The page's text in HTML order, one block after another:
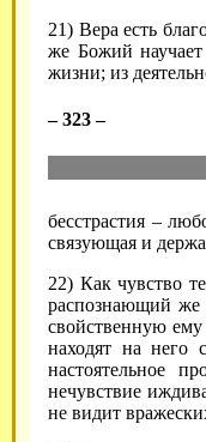
21) Вера есть
же Божий
жизни; из
– 323 –
бесстрастия –
связующая и
22) Как чувство
распознающий же
свойственную ему
находят на него
настоятельное
нечувствие
не видит